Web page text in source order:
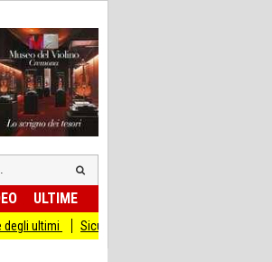
ULTIME
Sicurezza I Giovani Democratici ribattono ai